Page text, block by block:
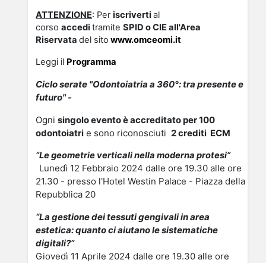
ATTENZIONE: Periscriverti al
corso accedi tramite SPID o CIE all'Area
Riservata del sito www.omceomi.it
Leggi il Programma
Ciclo serate "Odontoiatria a 360°: tra presente e
futuro" -
Ogni singolo eventoè accreditato per100
odontoiatri e sono riconosciuti 2 crediti ECM
“Le geometrie verticali nella moderna protesi”
Lunedì 12 Febbraio 2024 dalle ore 19.30 alle ore
21.30 - presso l'Hotel Westin Palace - Piazza della
Repubblica 20
“La gestione dei tessuti gengivali in area
estetica: quanto ci aiutano le sistematiche
digitali?”
Giovedì 11 Aprile 2024 dalle ore 19.30 alle ore